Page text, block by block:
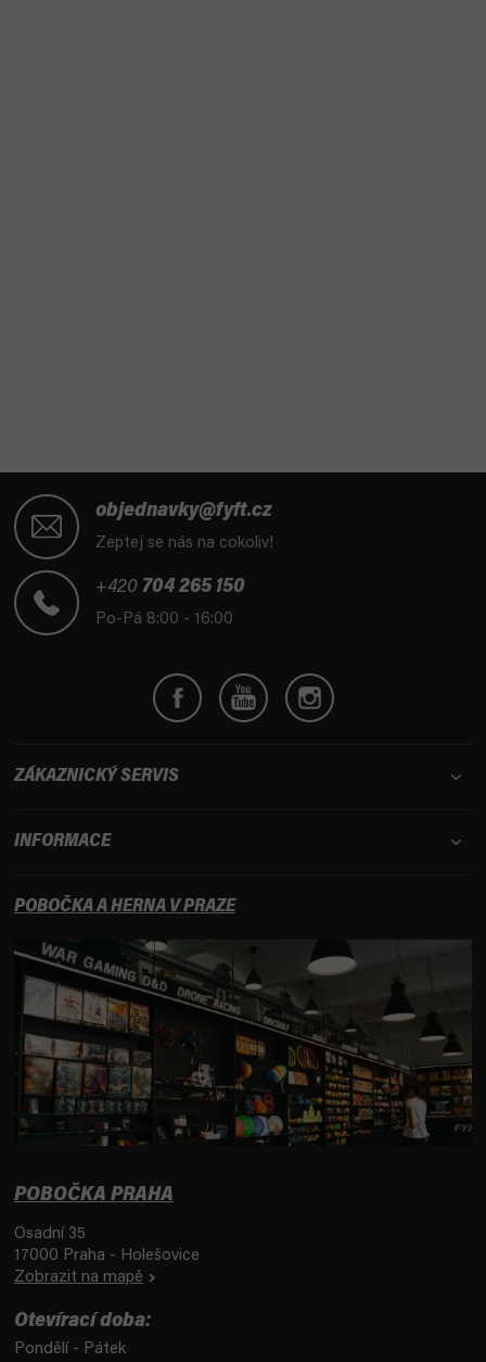
objednavky@fyft.cz
Zeptej se nás na cokoliv!
+420 704 265 150
Po-Pá 8:00 - 16:00
ZÁKAZNICKÝ SERVIS
INFORMACE
POBOČKA A HERNA V PRAZE
POBOČKA PRAHA
Osadní 35
17000 Praha - Holešovice
Zobrazit na mapě
Otevírací doba:
Pondělí - Pátek